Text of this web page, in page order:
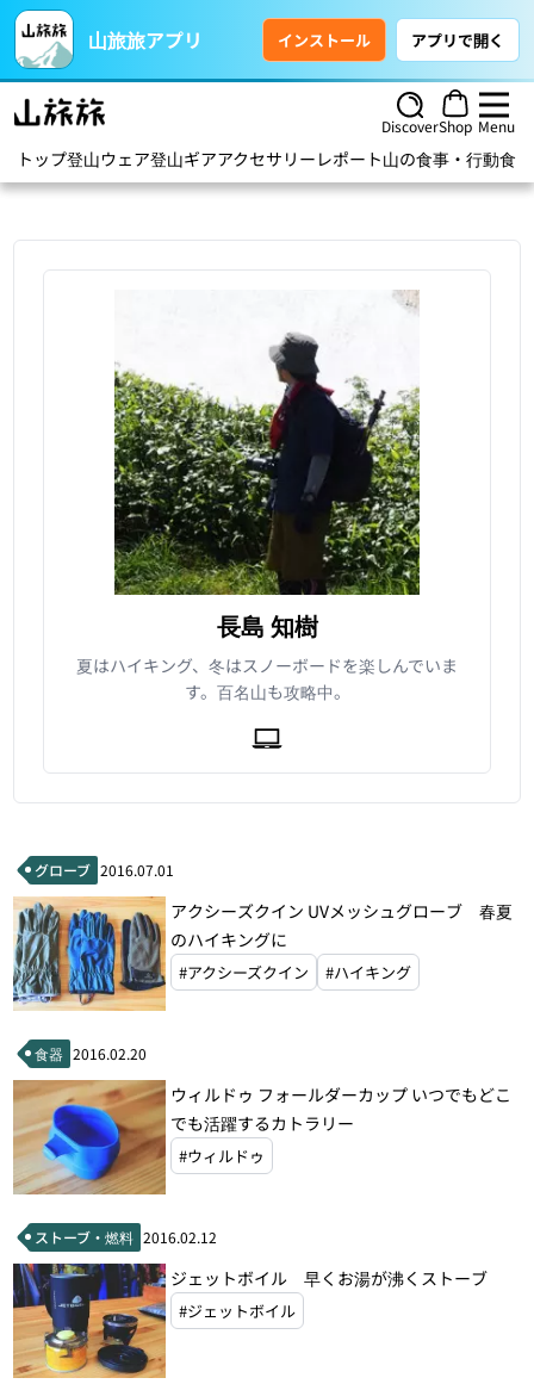
山旅旅アプリ インストール アプリで開く
DiscoverShop Menu
トップ登山ウェア登山ギアアクセサリー レポート山の食事・行動食
長島 知樹
夏はハイキング、冬はスノーボードを楽しんでいま
す。百名山も攻略中。
グローブ 2016.07.01
アクシーズクイン UVメッシュグローブ 春夏
のハイキングに
#アクシーズクイン #ハイキング
食器 2016.02.20
ウィルドゥ フォールダーカップ いつでもどこ
でも活躍するカトラリー
#ウィルドゥ
ストーブ・燃料 2016.02.12
ジェットボイル 早くお湯が沸くストーブ
#ジェットボイル